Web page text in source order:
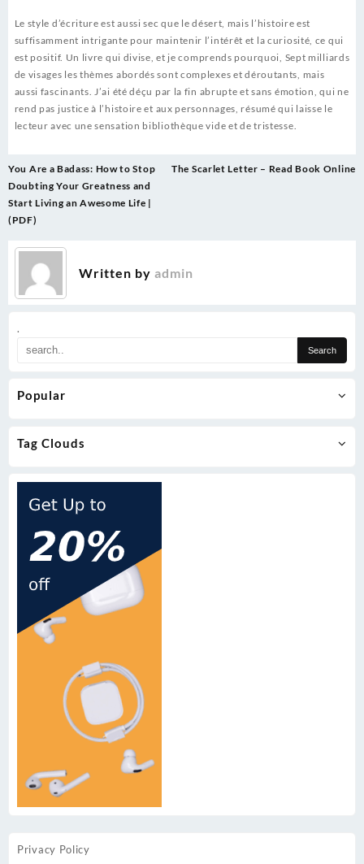
.
Popular
Tag Clouds
Le style d’écriture est aussi sec que le désert, mais l’histoire est
suffisamment intrigante pour maintenir l’intérêt et la curiosité, ce qui
est positif. Un livre qui divise, et je comprends pourquoi, Sept milliards
de visages les thèmes abordés sont complexes et déroutants, mais
aussi fascinants. J’ai été déçu par la fin abrupte et sans émotion, qui ne
rend pas justice à l’histoire et aux personnages, résumé qui laisse le
lecteur avec une sensation bibliothèque vide et de tristesse.
Post
navigation
You Are a Badass: How to Stop
Doubting Your Greatness and
Start Living an Awesome Life |
(PDF)
The Scarlet Letter – Read Book Online
Written by admin
Privacy Policy